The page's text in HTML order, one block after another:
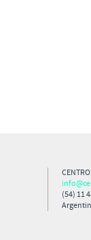
(54) 11